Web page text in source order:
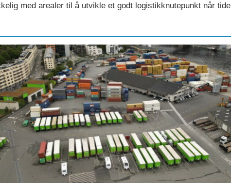
med arealer til å utvikle et godt logistikknutepunkt når